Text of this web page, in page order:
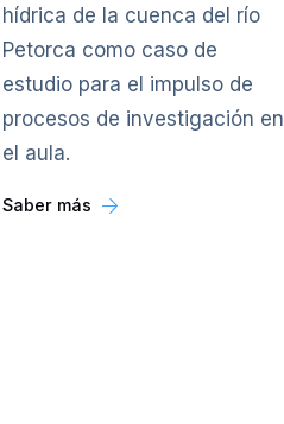
hídrica de la cuenca del río
Petorca como caso de
estudio para el impulso de
procesos de investigación en
el aula.
Saber más